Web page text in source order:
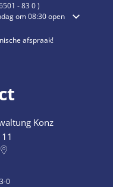
- 83 0)
te verbergen
om 08:30 open
afspraak!
Konz
0